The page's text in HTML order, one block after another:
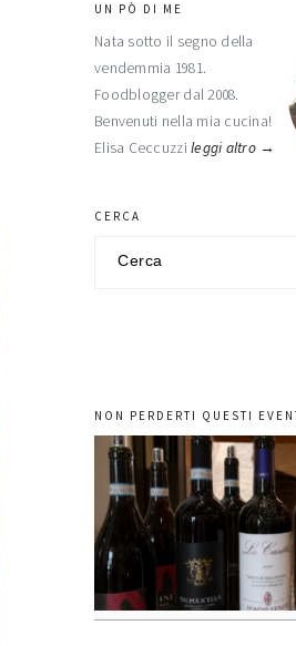
barra
laterale
primaria
UN PÒ DI ME
Nata sotto il segno della
vendemmia 1981.
Foodblogger dal 2008.
Benvenuti nella mia cucina!
Elisa Ceccuzzileggi altro →
CERCA
NON PERDERTI QUESTI